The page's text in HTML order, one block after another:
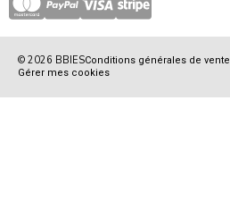
© 2026 BBIESConditions générales de vente
Gérer mes cookies